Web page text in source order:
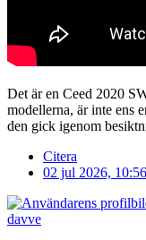
Det är en Ceed 2020
modellerna, är inte ens
den gick igenom
Citera
02 jul 2026, 10:56
davve